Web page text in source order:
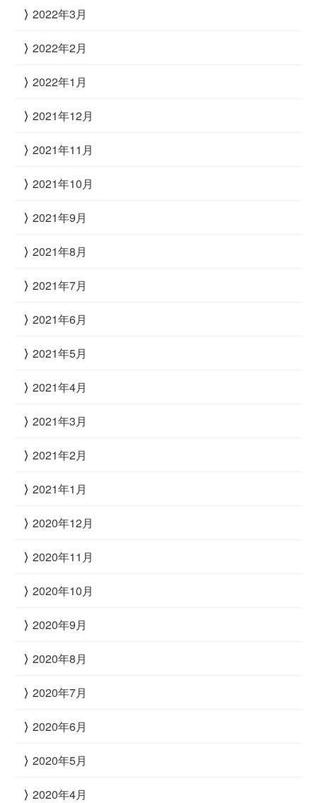
2022年3月
2022年2月
2022年1月
2021年12月
2021年11月
2021年10月
2021年9月
2021年8月
2021年7月
2021年6月
2021年5月
2021年4月
2021年3月
2021年2月
2021年1月
2020年12月
2020年11月
2020年10月
2020年9月
2020年8月
2020年7月
2020年6月
2020年5月
2020年4月